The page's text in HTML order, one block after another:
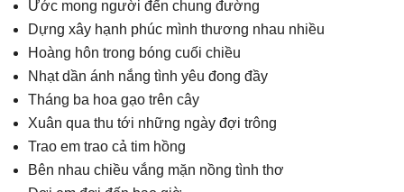
Ước mong người đến chung đường
Dựng xây hạnh phúc mình thương nhau nhiều
Hoàng hôn trong bóng cuối chiều
Nhạt dần ánh nắng tình yêu đong đầy
Tháng ba hoa gạo trên cây
Xuân qua thu tới những ngày đợi trông
Trao em trao cả tim hồng
Bên nhau chiều vắng mặn nồng tình thơ